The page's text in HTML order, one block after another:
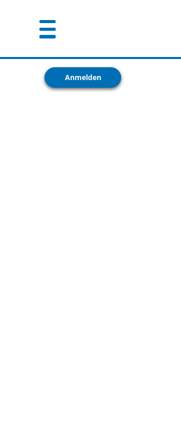
Anmelden